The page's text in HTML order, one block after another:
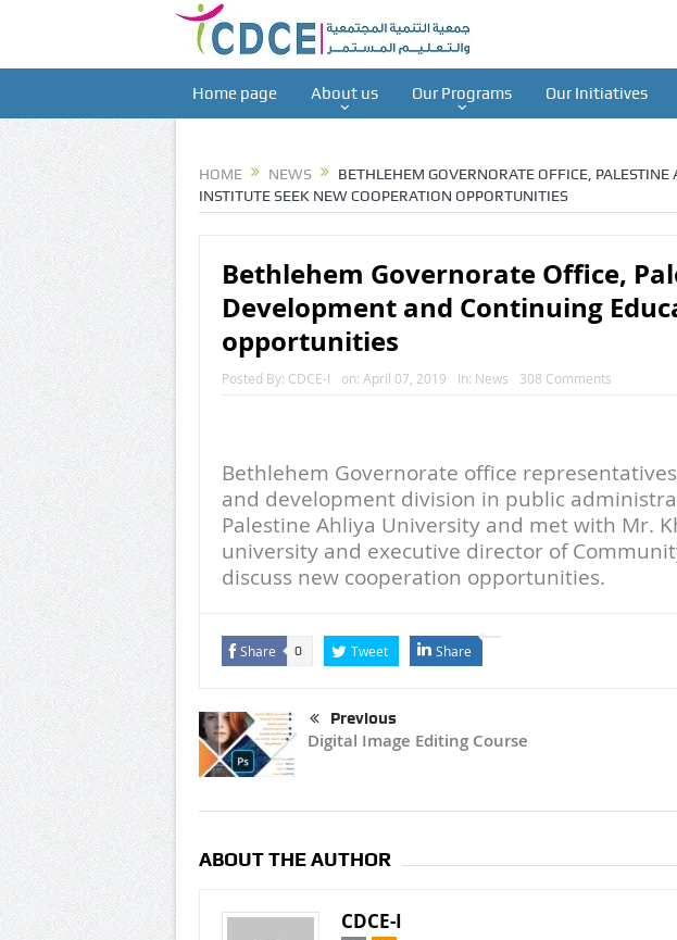
Home page About us Our Programs Our Initiatives
HOME NEWS
BETHLEHEM GOVERNORATE OFFICE,
INSTITUTE SEEK NEW COOPERATION OPPORTUNITIES
Bethlehem Governorate Office,
Development and Continuing
opportunities
Posted By: CDCE-I on: April 07, 2019 In: News 308 Comments
Bethlehem Governorate office
and development division in public
Palestine Ahliya University and met with Mr.
university and executive director of
discuss new cooperation opportunities.
Share 0 Tweet Share
Previous
Digital Image Editing Course
ABOUT THE AUTHOR
CDCE-I